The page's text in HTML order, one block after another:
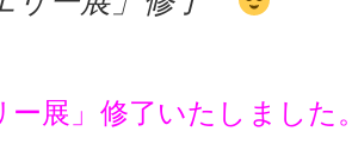
展」修了いたしました。